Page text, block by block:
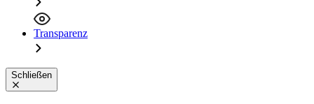
Transparenz
Schließen